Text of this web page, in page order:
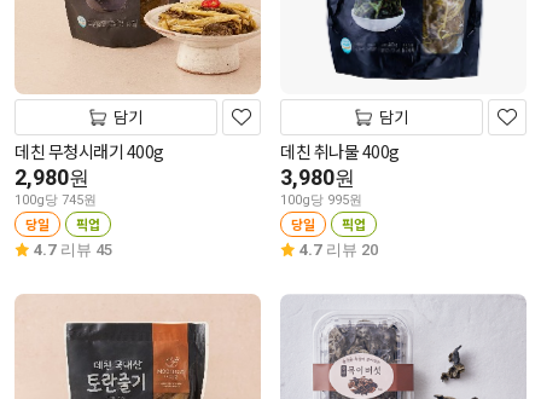
담기
데친 무청시래기 400g
2,980원
100g당 745원
당일 픽업
4.7 리뷰 45
담기
데친 취나물 400g
3,980원
100g당 995원
당일 픽업
4.7 리뷰 20